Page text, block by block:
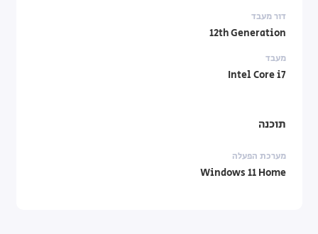
דור מעבד
12th Generation
מעבד
Intel Core i7
תוכנה
מערכת הפעלה
Windows 11 Home